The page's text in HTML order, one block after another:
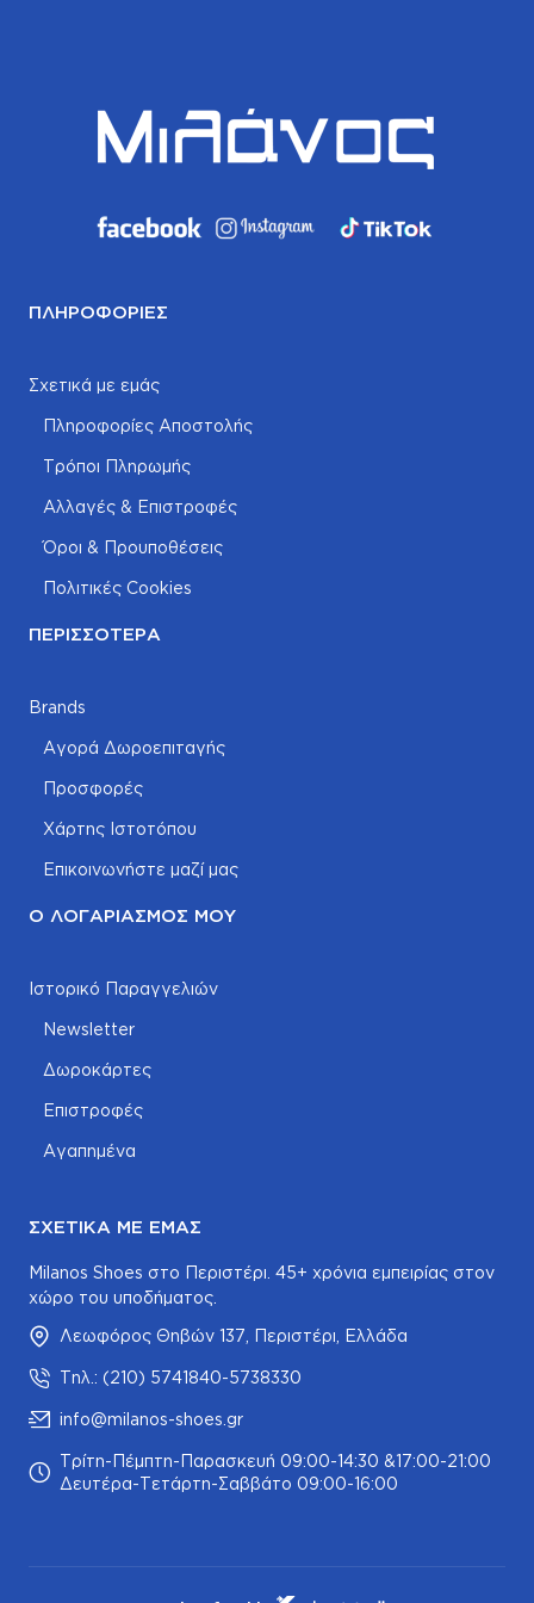
ΠΛΗΡΟΦΟΡΊΕΣ
Σχετικά με εμάς
Πληροφορίες Αποστολής
Τρόποι Πληρωμής
Αλλαγές & Επιστροφές
Όροι & Προυποθέσεις
Πολιτικές Cookies
ΠΕΡΙΣΣΌΤΕΡΑ
Brands
Αγορά Δωροεπιταγής
Προσφορές
Χάρτης Ιστοτόπου
Επικοινωνήστε μαζί μας
Ο ΛΟΓΑΡΙΑΣΜΌΣ ΜΟΥ
Ιστορικό Παραγγελιών
Newsletter
Δωροκάρτες
Επιστροφές
Αγαπημένα
ΣΧΕΤΙΚΆ ΜΕ ΕΜΆΣ
Milanos Shoes στο Περιστέρι. 45+ χρόνια εμπειρίας στον
χώρο του υποδήματος.
Λεωφόρος Θηβών 137, Περιστέρι, Ελλάδα
Τηλ.: (210) 5741840-5738330
info@milanos-shoes.gr
Τρίτη-Πέμπτη-Παρασκευή 09:00-14:30 &17:00-21:00
Δευτέρα-Τετάρτη-Σαββάτο 09:00-16:00